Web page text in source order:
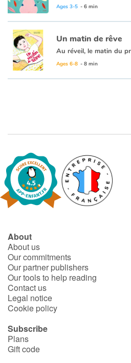
Ages 3-5 - 6 min
Un matin de rêve
Ages 6-8 - 8 min
About
About us
Our commitments
Our partner publishers
Our tools to help reading
Contact us
Legal notice
Cookie policy
Subscribe
Plans
Gift code